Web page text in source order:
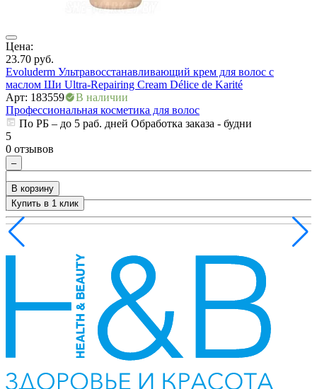
Цена:
23.70 руб.
Evoluderm Ультравосстанавливающий крем для волос с
маслом Ши Ultra-Repairing Cream Délice de Karité
Арт: 183559
В наличии
Профессиональная косметика для волос
По РБ – до 5 раб. дней Обработка заказа - будни
5
0 отзывов
–
+
В корзину
Купить в 1 клик